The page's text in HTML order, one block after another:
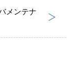
メンテナ